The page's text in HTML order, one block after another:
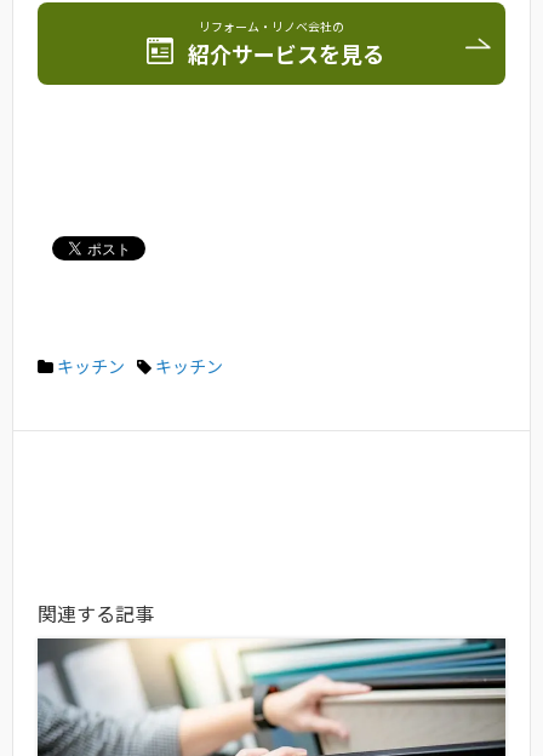
リフォーム・リノベ会社の
紹介サービスを見る
キッチン キッチン
関連する記事